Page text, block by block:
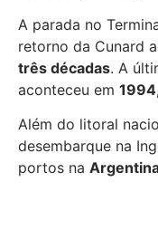
A parada no
retorno da Cunard
três décadas. A
aconteceu em
Além do litoral
desembarque na
portos na